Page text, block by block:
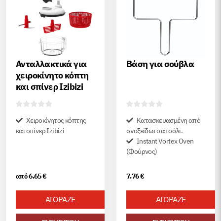
Ανταλλακτικά για
χειροκίνητο κόπτη
και σπίνερ Izibizi
Χειροκίνητος κόπτης
και σπίνερ Izibizi
από6.65€
ΑΓΟΡΑΖΕ
Βάση για σούβλα
Κατασκευασμένη από
ανοξείδωτο ατσάλι.
Instant Vortex Oven
(Φούρνος)
7.76€
ΑΓΟΡΑΖΕ